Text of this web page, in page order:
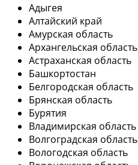
Адыгея
Алтайский край
Амурская область
Архангельская область
Астраханская область
Башкортостан
Белгородская область
Брянская область
Бурятия
Владимирская область
Волгоградская область
Вологодская область